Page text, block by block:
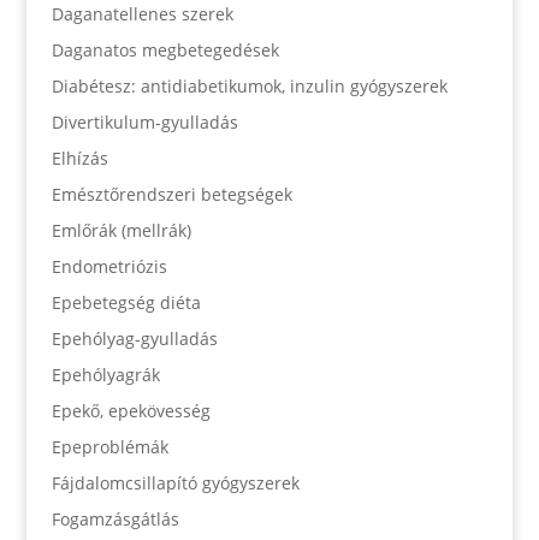
Daganatellenes szerek
Daganatos megbetegedések
Diabétesz: antidiabetikumok, inzulin gyógyszerek
Divertikulum-gyulladás
Elhízás
Emésztőrendszeri betegségek
Emlőrák (mellrák)
Endometriózis
Epebetegség diéta
Epehólyag-gyulladás
Epehólyagrák
Epekő, epekövesség
Epeproblémák
Fájdalomcsillapító gyógyszerek
Fogamzásgátlás